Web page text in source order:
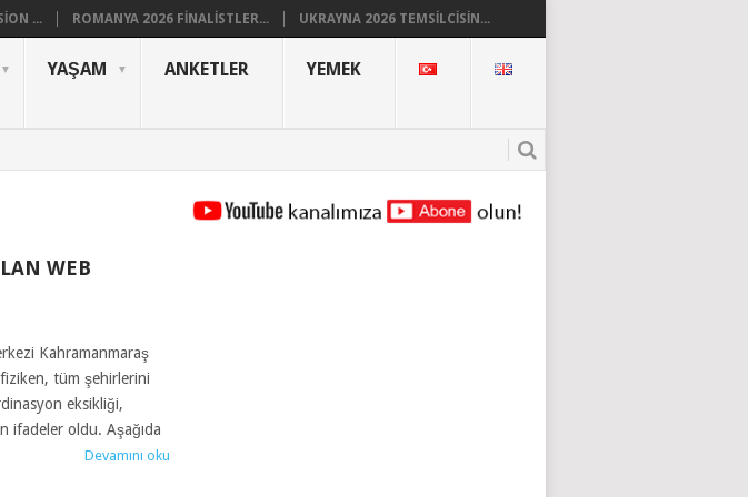
... ROMANYA 2026 FINALISTLER... UKRAYNA 2026 TEMSILCISIN...
YAŞAM ANKETLER YEMEK
WEB
Kahramanmaraş
tüm şehirlerini
eksikliği,
ifadeler oldu. Aşağıda
Devamını oku